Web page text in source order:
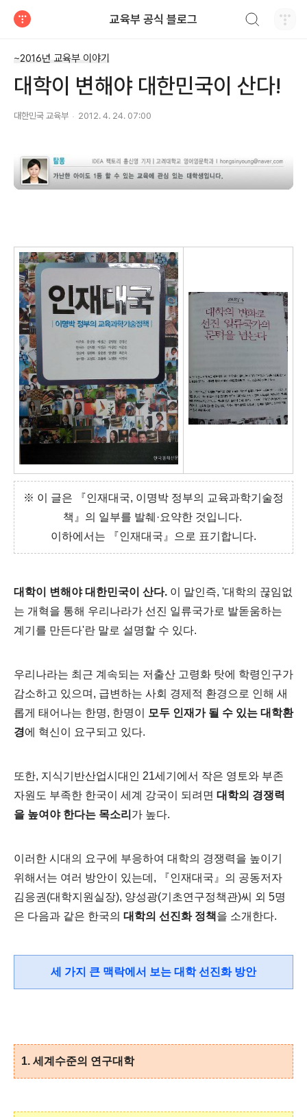
교육부 공식 블로그
~2016년 교육부 이야기
대학이 변해야 대한민국이 산다!
대한민국 교육부 2012. 4. 24. 07:00
※ 이 글은 『인재대국, 이명박 정부의 교육과학기술정
책』의 일부를 발췌·요약한 것입니다.
이하에서는 『인재대국』으로 표기합니다.
대학이 변해야 대한민국이 산다. 이 말인즉, '대학의 끊임없
는 개혁을 통해 우리나라가 선진 일류국가로 발돋움하는
계기를 만든다'란 말로 설명할 수 있다.
우리나라는 최근 계속되는 저출산 고령화 탓에 학령인구가
감소하고 있으며, 급변하는 사회 경제적 환경으로 인해 새
롭게 태어나는 한명, 한명이
모두 인재가 될 수 있는 대학환
경에 혁신이 요구되고 있다.
또한, 지식기반산업시대인 21세기에서 작은 영토와 부존
자원도 부족한 한국이 세계 강국이 되려면 대학의 경쟁력
을 높여야 한다는 목소리 가 높다.
이러한 시대의 요구에 부응하여 대학의 경쟁력을 높이기
위해서는 여러 방안이 있는데, 『인재대국』의 공동저자
김응권(대학지원실장), 양성광(기초연구정책관)씨 외 5명
은 다음과 같은 한국의 대학의 선진화 정책을 소개한다.
세 가지 큰 맥락에서 보는 대학 선진화 방안
1. 세계수준의 연구대학